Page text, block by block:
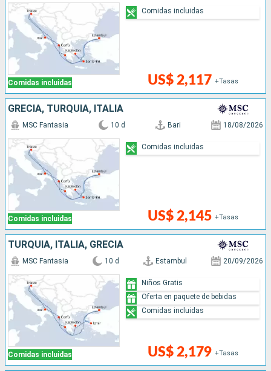
Comidas incluidas US$ 2,117 +Tasas
Comidas incluidas
GRECIA, TURQUÍA, ITALIA
Comidas incluidas
MSC Fantasia 10 d Bari 18/08/2026
US$ 2,145 +Tasas
Comidas incluidas
TURQUÍA, ITALIA, GRECIA
Comidas incluidas
MSC Fantasia 10 d Estambul 20/09/2026
US$ 2,179 +Tasas
Niños Gratis
Oferta en paquete de bebidas
Comidas incluidas